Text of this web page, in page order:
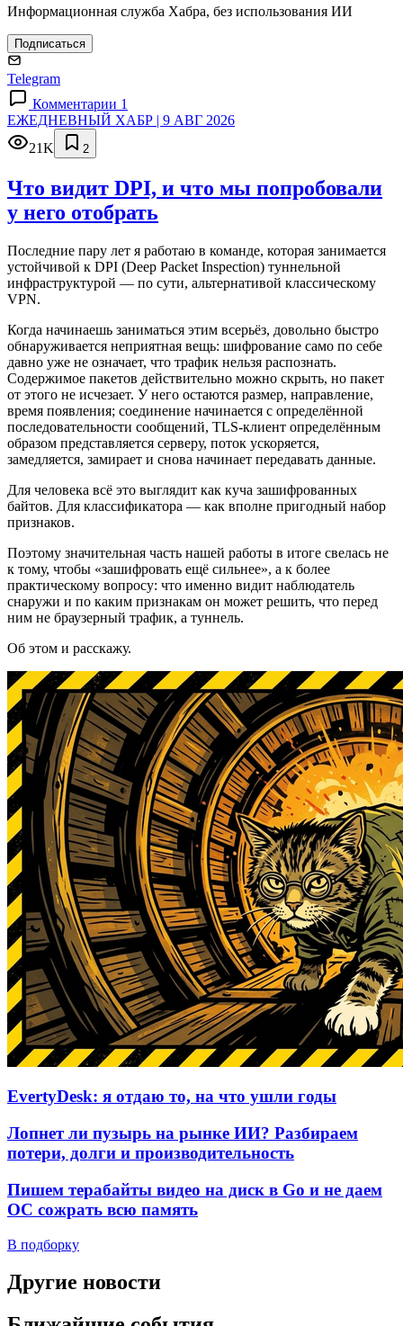
Информационная служба Хабра, без использования ИИ
Подписаться
Telegram
Комментарии 1
ЕЖЕДНЕВНЫЙ ХАБР | 9 АВГ 2026
21K
2
Что видит DPI, и что мы попробовали
у него отобрать
Последние пару лет я работаю в команде, которая занимается
устойчивой к DPI (Deep Packet Inspection) туннельной
инфраструктурой — по сути, альтернативой классическому
VPN.
Когда начинаешь заниматься этим всерьёз, довольно быстро
обнаруживается неприятная вещь: шифрование само по себе
давно уже не означает, что трафик нельзя распознать.
Содержимое пакетов действительно можно скрыть, но пакет
от этого не исчезает. У него остаются размер, направление,
время появления; соединение начинается с определённой
последовательности сообщений, TLS-клиент определённым
образом представляется серверу, поток ускоряется,
замедляется, замирает и снова начинает передавать данные.
Для человека всё это выглядит как куча зашифрованных
байтов. Для классификатора — как вполне пригодный набор
признаков.
Поэтому значительная часть нашей работы в итоге свелась не
к тому, чтобы «зашифровать ещё сильнее», а к более
практическому вопросу: что именно видит наблюдатель
снаружи и по каким признакам он может решить, что перед
ним не браузерный трафик, а туннель.
Об этом и расскажу.
EvertyDesk: я отдаю то, на что ушли годы
Лопнет ли пузырь на рынке ИИ? Разбираем
потери, долги и производительность
Пишем терабайты видео на диск в Go и не даем
ОС сожрать всю память
В подборку
Другие новости